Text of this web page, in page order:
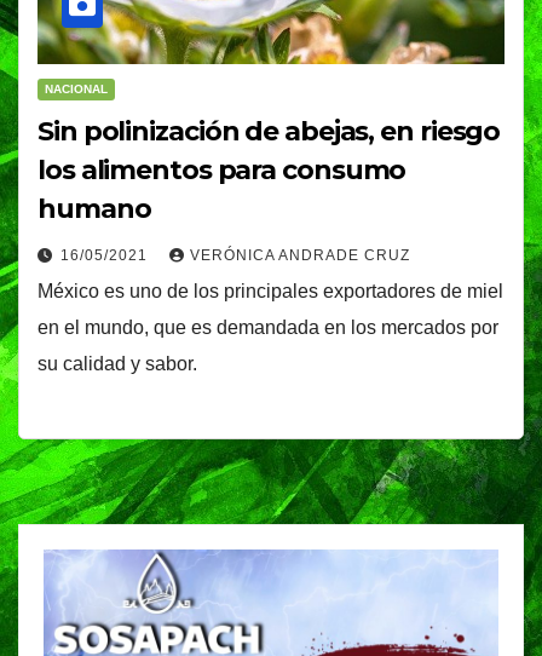
NACIONAL
Sin polinización de abejas, en riesgo
los alimentos para consumo
humano
16/05/2021 VERÓNICA ANDRADE CRUZ
México es uno de los principales exportadores de miel
en el mundo, que es demandada en los mercados por
su calidad y sabor.